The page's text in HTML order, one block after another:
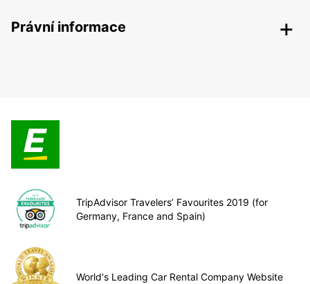
Právní informace
TripAdvisor Travelers’ Favourites 2019 (for
Germany, France and Spain)
World's Leading Car Rental Company Website